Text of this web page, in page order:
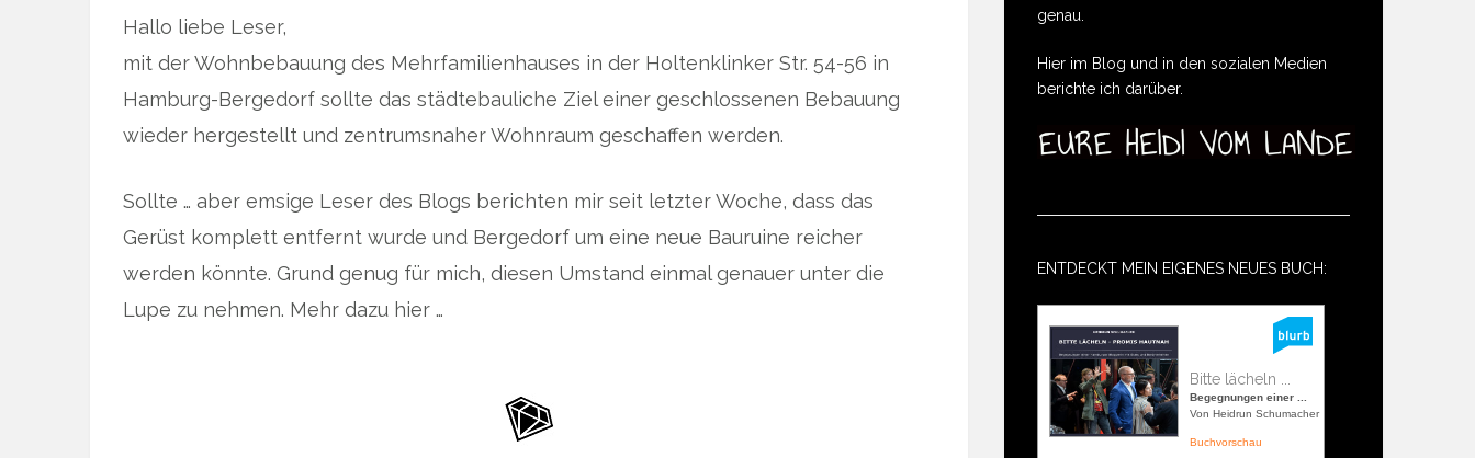
Hallo liebe Leser,
mit der Wohnbebauung des Mehrfamilienhauses in der Holtenklinker Str. 54-56 in
Hamburg-Bergedorf sollte das städtebauliche Ziel einer geschlossenen Bebauung
wieder hergestellt und zentrumsnaher Wohnraum geschaffen werden.
Sollte … aber emsige Leser des Blogs berichten mir seit letzter Woche, dass das
Gerüst komplett entfernt wurde und Bergedorf um eine neue Bauruine reicher
werden könnte. Grund genug für mich, diesen Umstand einmal genauer unter die
Lupe zu nehmen. Mehr dazu hier …
genau.
Hier im Blog und in den sozialen Medien
berichte ich darüber.
ENTDECKT MEIN EIGENES NEUES BUCH:
Bitte lächeln ...
Begegnungen einer ...
Von Heidrun Schumacher
Buchvorschau